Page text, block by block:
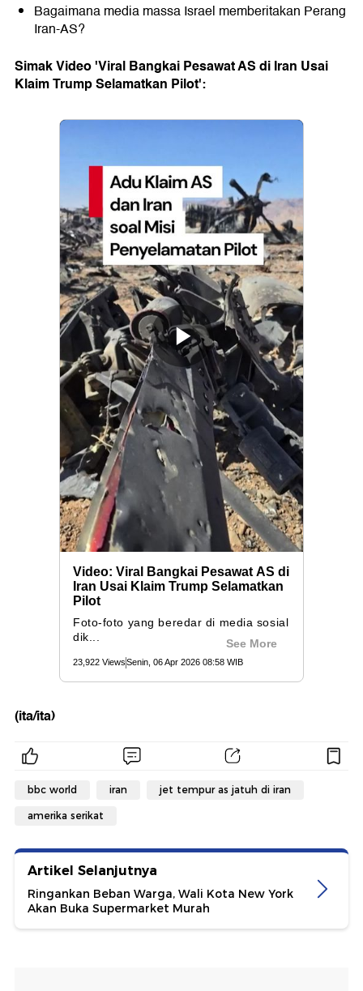
Bagaimana media massa Israel memberitakan Perang
Iran-AS?
Simak Video 'Viral Bangkai Pesawat AS di Iran Usai
Klaim Trump Selamatkan Pilot':
(ita/ita)
bbc world iran jet tempur as jatuh di iran
amerika serikat
Artikel Selanjutnya
Ringankan Beban Warga, Wali Kota New York
Akan Buka Supermarket Murah